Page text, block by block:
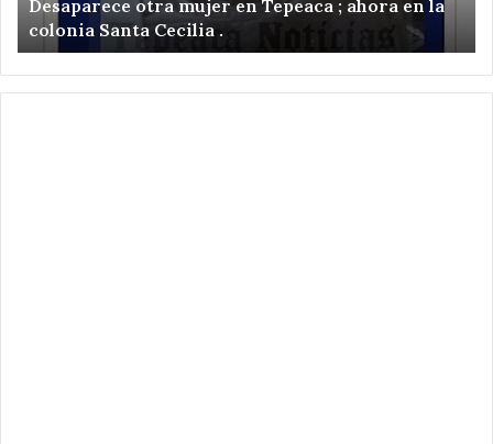
colonia
Santa
Cecilia
.
Desaparece otra mujer en Tepeaca ; ahora en la
colonia Santa Cecilia .
de